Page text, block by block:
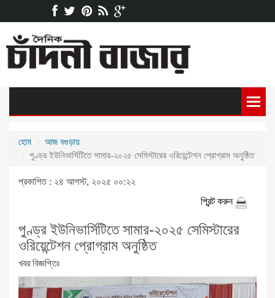
হোম
আজ বগুড়ায়
পুণ্ড্র ইউনিভার্সিটিতে সামার-২০২৫ সেমিস্টারের ওরিয়েন্টেশন প্রোগ্রাম অনুষ্ঠিত
প্রকাশিত : ২৪ আগস্ট, ২০২৫ ০০:২২
প্রিন্ট করুন
পুণ্ড্র ইউনিভার্সিটিতে সামার-২০২৫ সেমিস্টারের
ওরিয়েন্টেশন প্রোগ্রাম অনুষ্ঠিত
খবর বিজ্ঞপ্তিঃ